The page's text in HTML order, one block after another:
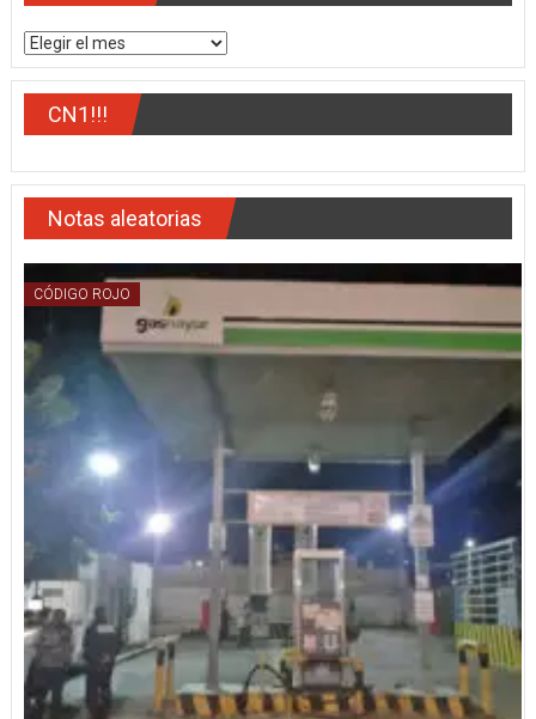
Archivos
CN1!!!
Notas aleatorias
CÓDIGO ROJO